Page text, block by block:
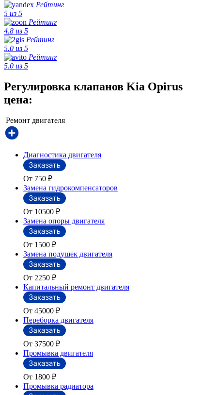
Рейтинг
5 из 5
Рейтинг
4.8 из 5
Рейтинг
5.0 из 5
Рейтинг
5.0 из 5
Регулировка клапанов Kia Opirus
цена:
Ремонт двигателя
Диагностика двигателя
От 750 ₽
Замена гидрокомпенсаторов
От 10500 ₽
Замена опоры двигателя
От 1500 ₽
Замена подушек двигателя
От 2250 ₽
Капитальный ремонт двигателя
От 45000 ₽
Переборка двигателя
От 37500 ₽
Промывка двигателя
От 1800 ₽
Промывка радиатора